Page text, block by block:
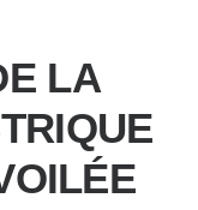
LA